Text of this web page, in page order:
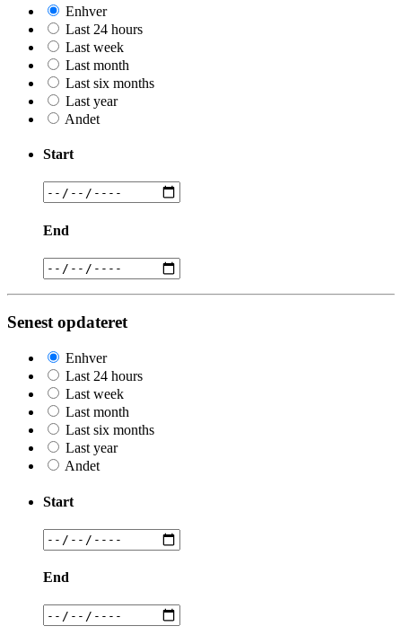
Enhver
Last 24 hours
Last week
Last month
Last six months
Last year
Andet
Start
End
Senest opdateret
Enhver
Last 24 hours
Last week
Last month
Last six months
Last year
Andet
Start
End